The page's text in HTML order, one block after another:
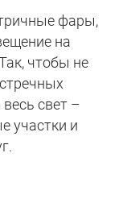
фары,
на
чтобы не
свет –
участки и